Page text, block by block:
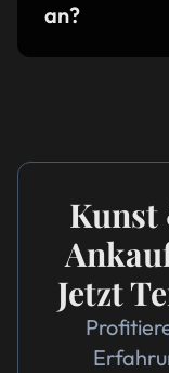
an?
Kunst
Jetzt